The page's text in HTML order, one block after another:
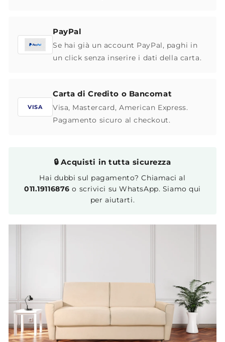
PayPal
Se hai già un account PayPal, paghi in
un click senza inserire i dati della carta.
VISA
Carta di Credito o Bancomat
Visa, Mastercard, American Express.
Pagamento sicuro al checkout.
🔒 Acquisti in tutta sicurezza
Hai dubbi sul pagamento? Chiamaci al
011.19116876 o scrivici su WhatsApp. Siamo qui
per aiutarti.